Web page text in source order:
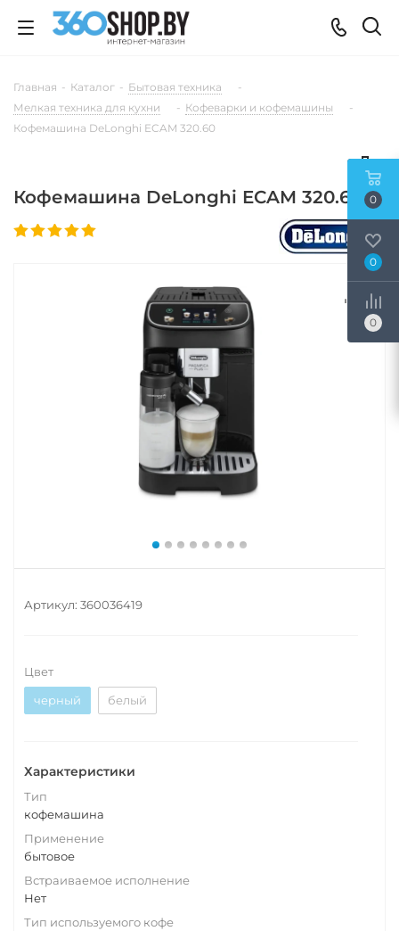
Главная - Каталог - Бытовая техника
-
Мелкая техника для кухни
- Кофеварки и кофемашины
-
Кофемашина DeLonghi ECAM 320.60
Кофемашина DeLonghi ECAM 320.60
Артикул: 360036419
Цвет
черный
белый
Характеристики
Тип
кофемашина
Применение
бытовое
Встраиваемое исполнение
Нет
Тип используемого кофе
0
0
0